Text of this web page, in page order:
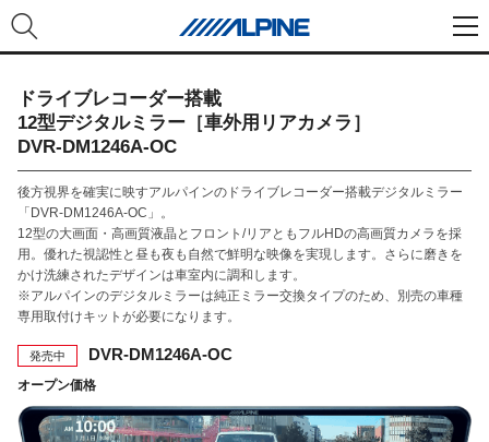
ドライブレコーダー搭載
12型デジタルミラー［車外用リアカメラ］
DVR-DM1246A-OC
後方視界を確実に映すアルパインのドライブレコーダー搭載デジタルミラー
「DVR-DM1246A-OC」。
12型の大画面・高画質液晶とフロント/リアともフルHDの高画質カメラを採
用。優れた視認性と昼も夜も自然で鮮明な映像を実現します。さらに磨きを
かけ洗練されたデザインは車室内に調和します。
※アルパインのデジタルミラーは純正ミラー交換タイプのため、別売の車種
専用取付けキットが必要になります。
発売中 DVR-DM1246A-OC
オープン価格